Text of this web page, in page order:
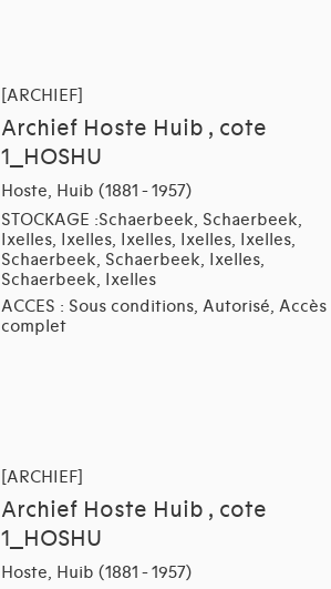
[ARCHIEF]
Archief Hoste Huib , cote
1_HOSHU
Hoste, Huib (1881 - 1957)
STOCKAGE :Schaerbeek, Schaerbeek,
Ixelles, Ixelles, Ixelles, Ixelles, Ixelles,
Schaerbeek, Schaerbeek, Ixelles,
Schaerbeek, Ixelles
ACCES : Sous conditions, Autorisé, Accès
complet
[ARCHIEF]
Archief Hoste Huib , cote
1_HOSHU
Hoste, Huib (1881 - 1957)